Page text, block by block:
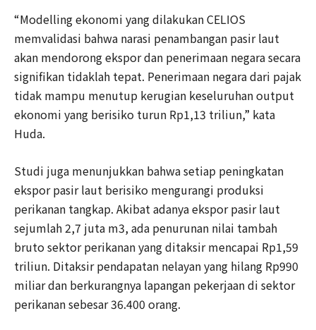
“Modelling ekonomi yang dilakukan CELIOS
memvalidasi bahwa narasi penambangan pasir laut
akan mendorong ekspor dan penerimaan negara secara
signifikan tidaklah tepat. Penerimaan negara dari pajak
tidak mampu menutup kerugian keseluruhan output
ekonomi yang berisiko turun Rp1,13 triliun,” kata
Huda.
Studi juga menunjukkan bahwa setiap peningkatan
ekspor pasir laut berisiko mengurangi produksi
perikanan tangkap. Akibat adanya ekspor pasir laut
sejumlah 2,7 juta m3, ada penurunan nilai tambah
bruto sektor perikanan yang ditaksir mencapai Rp1,59
triliun. Ditaksir pendapatan nelayan yang hilang Rp990
miliar dan berkurangnya lapangan pekerjaan di sektor
perikanan sebesar 36.400 orang.